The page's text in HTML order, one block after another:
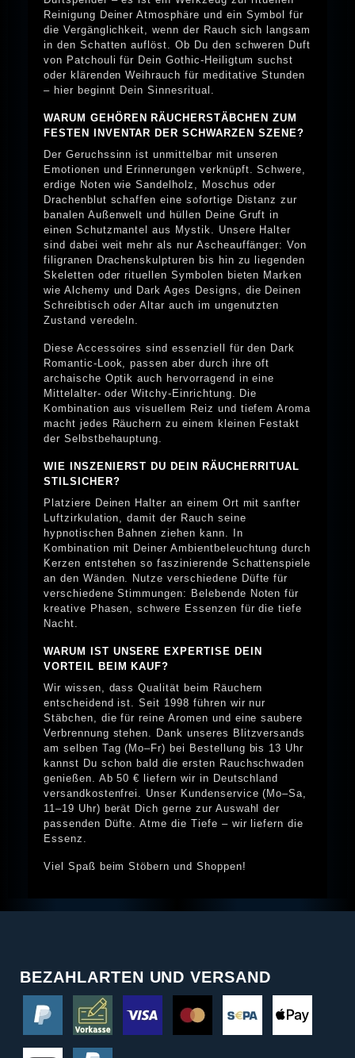
Reinigung Deiner Atmosphäre und ein Symbol für
die Vergänglichkeit, wenn der Rauch sich langsam
in den Schatten auflöst. Ob Du den schweren Duft
von Patchouli für Dein Gothic-Heiligtum suchst
oder klärenden Weihrauch für meditative Stunden
– hier beginnt Dein Sinnesritual.
WARUM GEHÖREN RÄUCHERSTÄBCHEN ZUM
FESTEN INVENTAR DER SCHWARZEN SZENE?
Der Geruchssinn ist unmittelbar mit unseren
Emotionen und Erinnerungen verknüpft. Schwere,
erdige Noten wie Sandelholz, Moschus oder
Drachenblut schaffen eine sofortige Distanz zur
banalen Außenwelt und hüllen Deine Gruft in
einen Schutzmantel aus Mystik. Unsere Halter
sind dabei weit mehr als nur Ascheauffänger: Von
filigranen Drachenskulpturen bis hin zu liegenden
Skeletten oder rituellen Symbolen bieten Marken
wie Alchemy und Dark Ages Designs, die Deinen
Schreibtisch oder Altar auch im ungenutzten
Zustand veredeln.
Diese Accessoires sind essenziell für den Dark
Romantic-Look, passen aber durch ihre oft
archaische Optik auch hervorragend in eine
Mittelalter- oder Witchy-Einrichtung. Die
Kombination aus visuellem Reiz und tiefem Aroma
macht jedes Räuchern zu einem kleinen Festakt
der Selbstbehauptung.
WIE INSZENIERST DU DEIN RÄUCHERRITUAL
STILSICHER?
Platziere Deinen Halter an einem Ort mit sanfter
Luftzirkulation, damit der Rauch seine
hypnotischen Bahnen ziehen kann. In
Kombination mit Deiner Ambientbeleuchtung durch
Kerzen entstehen so faszinierende Schattenspiele
an den Wänden. Nutze verschiedene Düfte für
verschiedene Stimmungen: Belebende Noten für
kreative Phasen, schwere Essenzen für die tiefe
Nacht.
WARUM IST UNSERE EXPERTISE DEIN
VORTEIL BEIM KAUF?
Wir wissen, dass Qualität beim Räuchern
entscheidend ist. Seit 1998 führen wir nur
Stäbchen, die für reine Aromen und eine saubere
Verbrennung stehen. Dank unseres Blitzversands
am selben Tag (Mo–Fr) bei Bestellung bis 13 Uhr
kannst Du schon bald die ersten Rauchschwaden
genießen. Ab 50 € liefern wir in Deutschland
versandkostenfrei. Unser Kundenservice (Mo–Sa,
11–19 Uhr) berät Dich gerne zur Auswahl der
passenden Düfte. Atme die Tiefe – wir liefern die
Essenz.
Viel Spaß beim Stöbern und Shoppen!
BEZAHLARTEN UND VERSAND